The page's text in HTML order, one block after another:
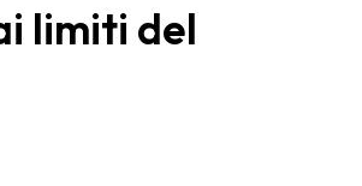
limiti del